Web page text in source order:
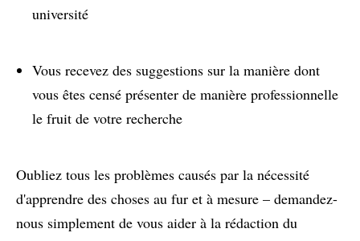
université
Vous recevez des suggestions sur la manière dont
vous êtes censé présenter de manière professionnelle
le fruit de votre recherche
Oubliez tous les problèmes causés par la nécessité
d'apprendre des choses au fur et à mesure – demandez-
nous simplement de vous aider à la rédaction du